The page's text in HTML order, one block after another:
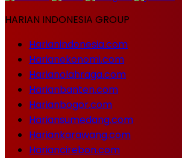
HARIAN INDONESIA GROUP
Harianindonesia.com
Harianekonomi.com
Harianolahraga.com
Harianbanten.com
Harianbogor.com
Hariansumedang.com
Hariankarawang.com
Hariancirebon.com